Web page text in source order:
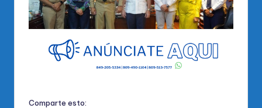
Comparte esto: